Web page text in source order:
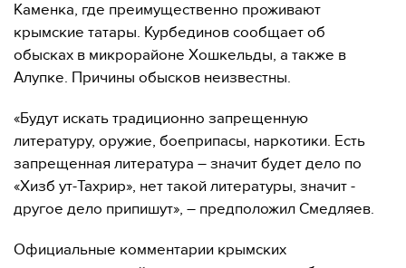
Каменка, где преимущественно проживают
крымские татары. Курбединов сообщает об
обысках в микрорайоне Хошкельды, а также в
Алупке. Причины обысков неизвестны.
«Будут искать традиционно запрещенную
литературу, оружие, боеприпасы, наркотики. Есть
запрещенная литература – значит будет дело по
«Хизб ут-Тахрир», нет такой литературы, значит -
другое дело припишут», – предположил Смедляев.
Официальные комментарии крымских